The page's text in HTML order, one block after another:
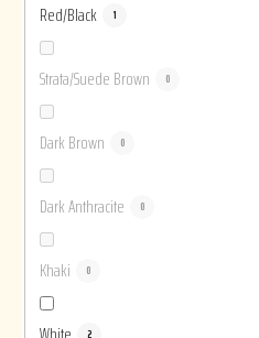
Red/Black 1
Strata/Suede Brown 0
Dark Brown 0
Dark Anthracite 0
Khaki 0
2